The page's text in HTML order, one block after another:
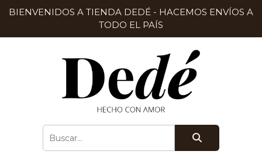
BIENVENIDOS A TIENDA DEDÉ - HACEMOS ENVÍOS A
TODO EL PAÍS